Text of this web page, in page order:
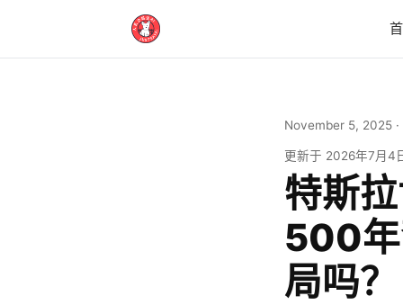
November 5, 2025
更新于 2026年7月4
特斯
500年
局吗？